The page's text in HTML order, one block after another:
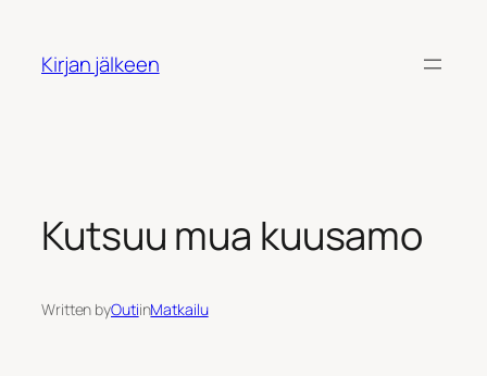
Kirjan jälkeen
Kutsuu mua kuusamo
Written byOutiinMatkailu